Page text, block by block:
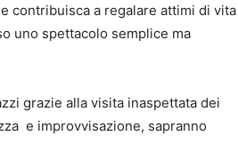
contribuisca a regalare attimi di vita
uno spettacolo semplice ma
grazie alla visita inaspettata dei
e improvvisazione, sapranno